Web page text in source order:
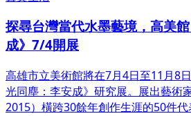
探尋台灣當代水墨藝境，高美
成》7/4開展
高雄市立美術館將在7月4日至11月8
光同塵：李安成》研究展。展出藝術
2015）橫跨30餘年創作生涯的50件代